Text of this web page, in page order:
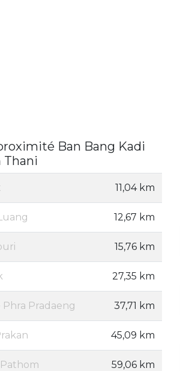
Ban Bang Kadi
Thani
11,04 km
12,67 km
15,76 km
27,35 km
Pradaeng 37,71 km
45,09 km
59,06 km